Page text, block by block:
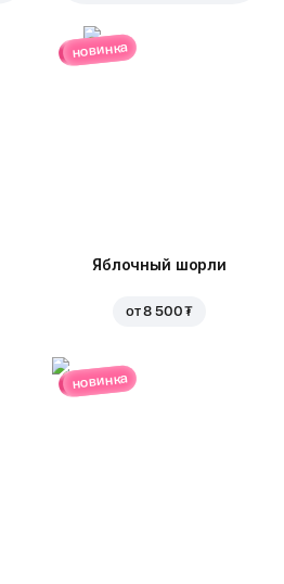
новинка
Яблочный шорли
от8 500 ₮
новинка